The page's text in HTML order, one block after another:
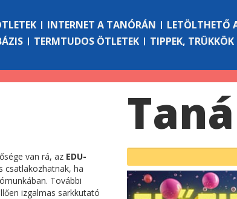
INTERNET A TANÓRÁN
LETÖLTHETŐ
TERMTUDOS ÖTLETEK TIPPEK, TRÜKKÖK
van rá, az EDU-
csatlakozhatnak, ha
További
izgalmas sarkkutató